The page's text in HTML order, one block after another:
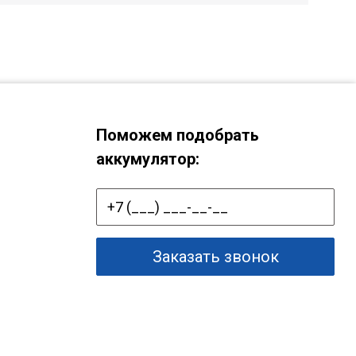
Поможем подобрать
аккумулятор:
Заказать звонок